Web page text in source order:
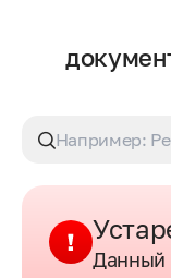
Данный